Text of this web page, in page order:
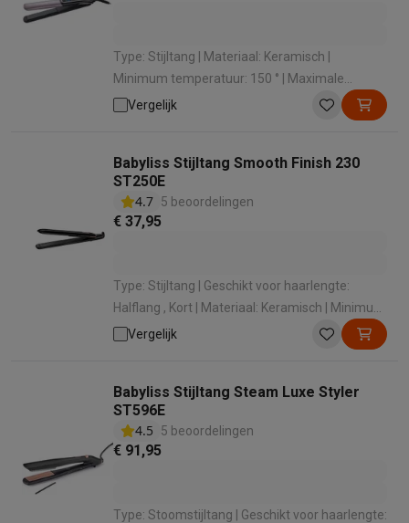
Type: Stijltang | Materiaal: Keramisch |
Minimum temperatuur: 150 ° | Maximale
temperatuur: 230 ° | Meedraaiende snoer: Ja
Vergelijk
Babyliss Stijltang Smooth Finish 230
ST250E
4.7 5 beoordelingen
€ 37,95
Type: Stijltang | Geschikt voor haarlengte:
Halflang , Kort | Materiaal: Keramisch | Minimum
temperatuur: 180 ° | Maximale temperatuur:
Vergelijk
Babyliss Stijltang Steam Luxe Styler
ST596E
4.5
5 beoordelingen
€ 91,95
Type: Stoomstijltang | Geschikt voor haarlengte: